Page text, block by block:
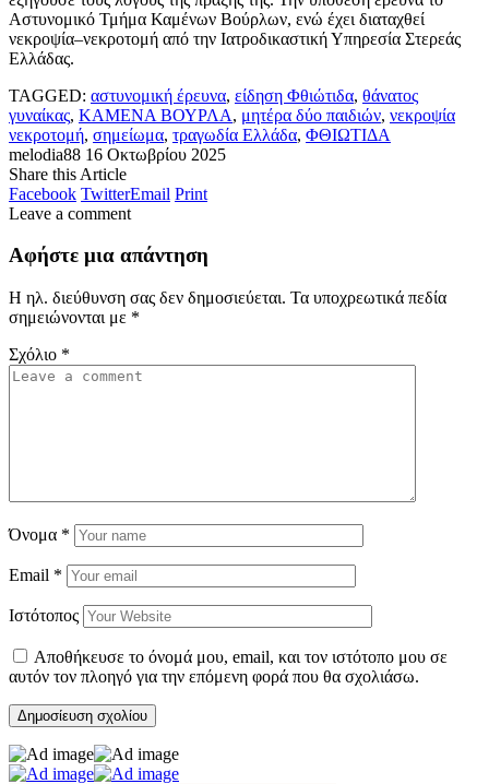
Αστυνομικό Τμήμα Καμένων Βούρλων, ενώ έχει διαταχθεί
νεκροψία–νεκροτομή από την Ιατροδικαστική Υπηρεσία Στερεάς
Ελλάδας.
TAGGED: αστυνομική έρευνα, είδηση Φθιώτιδα, θάνατος
γυναίκας, ΚΑΜΕΝΑ ΒΟΥΡΛΑ, μητέρα δύο παιδιών, νεκροψία
νεκροτομή, σημείωμα, τραγωδία Ελλάδα, ΦΘΙΩΤΙΔΑ
melodia88 16 Οκτωβρίου 2025
Share this Article
Facebook TwitterEmail Print
Leave a comment
Αφήστε μια απάντηση
Η ηλ. διεύθυνση σας δεν δημοσιεύεται. Τα υποχρεωτικά πεδία
σημειώνονται με *
Σχόλιο *
Όνομα *
Email *
Ιστότοπος
Αποθήκευσε το όνομά μου, email, και τον ιστότοπο μου σε
αυτόν τον πλοηγό για την επόμενη φορά που θα σχολιάσω.